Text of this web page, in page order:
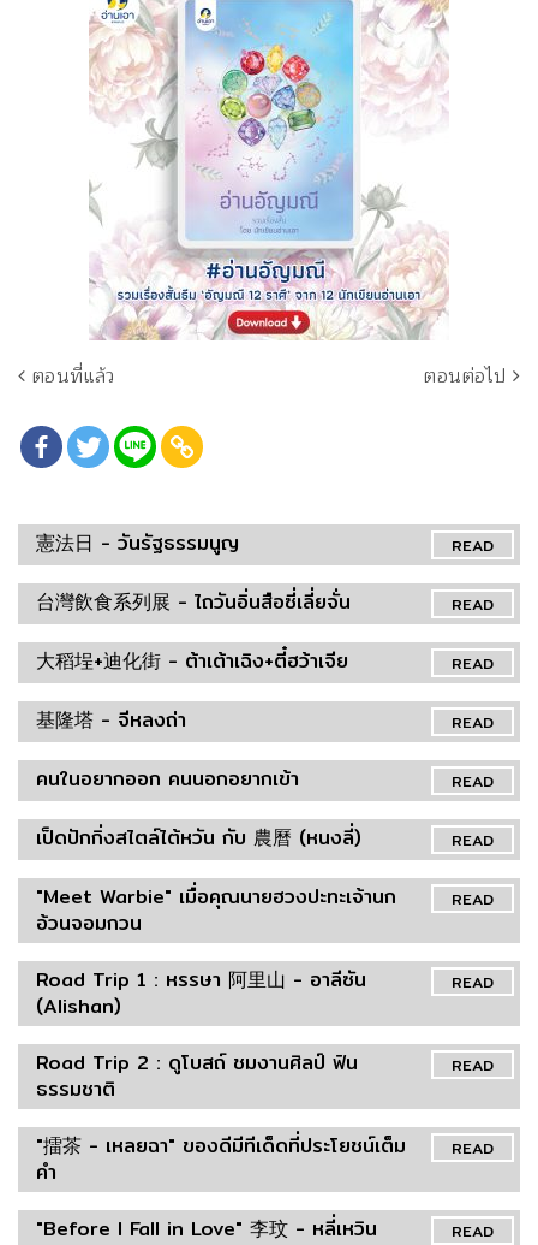
ตอนที่แล้ว ตอนต่อไป
READ
憲法日 - วันรัฐธรรมนูญ
READ
台灣飲食系列展 - ไถวันอิ่นสือซี่เลี่ยจั่น
READ
大稻埕+迪化街 - ต้าเต้าเฉิง+ตี๋ฮว้าเจีย
READ
基隆塔 - จีหลงถ่า
READ
คนในอยากออก คนนอกอยากเข้า
READ
เป็ดปักกิ่งสไตล์ไต้หวัน กับ 農曆 (หนงลี่)
READ
"Meet Warbie" เมื่อคุณนายฮวงปะทะเจ้านก
อ้วนจอมกวน
READ
Road Trip 1 : หรรษา 阿里山 - อาลีซัน
(Alishan)
READ
Road Trip 2 : ดูโบสถ์ ชมงานศิลป์ ฟิน
ธรรมชาติ
READ
"擂茶 - เหลยฉา" ของดีมีทีเด็ดที่ประโยชน์เต็ม
คำ
READ
"Before I Fall in Love" 李玟 - หลี่เหวิน